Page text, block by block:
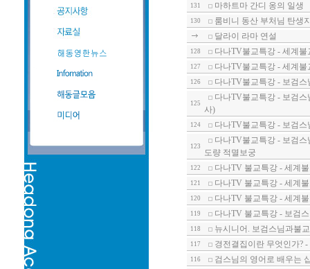
131 마하트마 간디 옹의 일생
130
룸비니 동산 부처님 탄생
달라이 라마 연설
128 다나TV불교특강 - 세계
127 다나TV불교특강 - 세계
126 다나TV불교특강 - 보검
125
다나TV불교특강 - 보검
사)
124 다나TV불교특강 - 보검
123
다나TV불교특강 - 보검
도량 적멸보궁
122 다나TV 불교특강 - 세계
121 다나TV 불교특강 - 세계
120 다나TV 불교특강 - 세계
119 다나TV 불교특강 - 보검
118 뉴시니어. 보검스님과불
117 경전결집이란 무엇인가?
116 검스님의 영어로 배우는